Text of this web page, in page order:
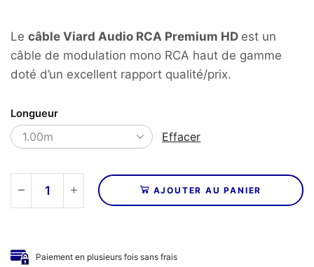
Le câble Viard Audio RCA Premium HD est un
câble de modulation mono RCA haut de gamme
doté d’un excellent rapport qualité/prix.
Longueur
Effacer
quantité
de
–
AJOUTER AU PANIER
Paiement en plusieurs fois sans frais